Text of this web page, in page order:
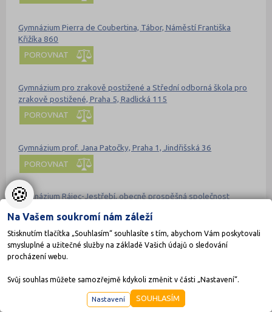
Gymnázium Pierra de Coubertina, Tábor, Náměstí Františka
Křižíka 860
POROVNAT
Gymnázium pro zrakově postižené a Střední odborná škola pro
zrakově postižené, Praha 5, Radlická 115
POROVNAT
Gymnázium prof. Jana Patočky, Praha 1, Jindřišská 36
POROVNAT
Gymnázium Rájec-Jestřebí, obecně prospěšná společnost
POROVNAT
Gymnázium Rožnov pod Radhoštěm
POROVNAT
Gymnázium Říčany, příspěvková organizace
🍪
Na Vašem soukromí nám záleží
Stisknutím tlačítka „Souhlasím“ souhlasíte s tím, abychom Vám poskytovali
smysluplné a užitečné služby na základě Vašich údajů o sledování
procházení webu.
Svůj souhlas můžete samozřejmě kdykoli změnit v části „Nastavení“.
Nastavení SOUHLASÍM